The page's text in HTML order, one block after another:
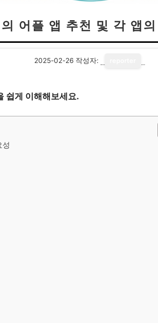
어플 앱 추천 및 각 앱의
2025-02-26 작성자:
쉽게 이해해보세요.
성